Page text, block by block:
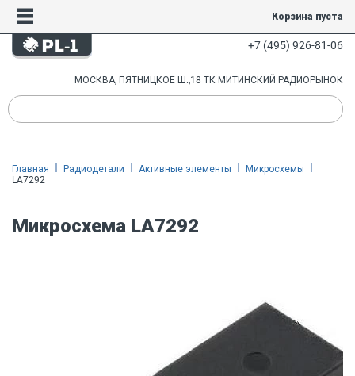
Корзина пуста
+7 (495) 926-81-06
МОСКВА, ПЯТНИЦКОЕ Ш.,18 ТК МИТИНСКИЙ РАДИОРЫНОК
Главная Радиодетали Активные элементы
Микросхемы
LA7292
Микросхема LA7292